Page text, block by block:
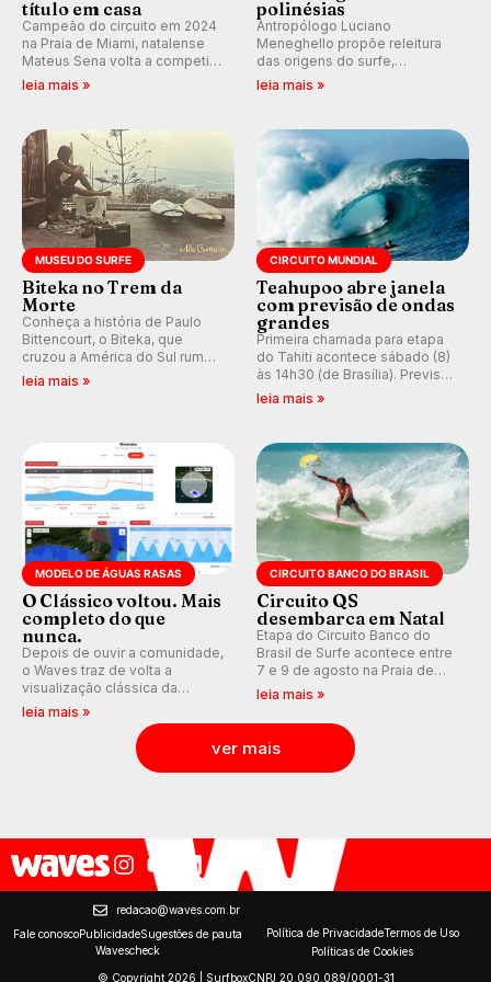
título em casa
Campeão do circuito em 2024
na Praia de Miami, natalense
Mateus Sena volta a competir
em casa em busca de manter a
leia mais »
polinésias
Antropólogo Luciano
Meneghello propõe releitura
das origens do surfe,
resgatando a cultura polinésia
prática em esporte e indústria.
leia mais »
MUSEU DO SURFE
Biteka no Trem da
Morte
Conheça a história de Paulo
Bittencourt, o Biteka, que
cruzou a América do Sul rumo
ao Pacífico em uma jornada
leia mais »
CIRCUITO MUNDIAL
Teahupoo abre janela
com previsão de ondas
grandes
Primeira chamada para etapa
do Tahiti acontece sábado (8)
às 14h30 (de Brasília). Previsão
indica swell consistente.
Kelly Slater convidado.
leia mais »
MODELO DE ÁGUAS RASAS
O Clássico voltou. Mais
completo do que
nunca.
Depois de ouvir a comunidade,
o Waves traz de volta a
visualização clássica da
previsão de águas rasas,
agora integrada à nova
plataforma e com previsão das
ondas para até 16 dias.
leia mais »
CIRCUITO BANCO DO BRASIL
Circuito QS
desembarca em Natal
Etapa do Circuito Banco do
Brasil de Surfe acontece entre
7 e 9 de agosto na Praia de
Miami (RN), em disputas
(QS) 4.000 e pela corrida por
vagas no Challenger Series.
leia mais »
ver mais
redacao@waves.com.br
Fale conoscoPublicidadeSugestões de pauta
Wavescheck
Política de PrivacidadeTermos de Uso
Políticas de Cookies
© Copyright 2026 | SurfboxCNPJ 20.090.089/0001-31